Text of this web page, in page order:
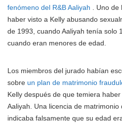
fenómeno del R&B Aaliyah . Uno
haber visto a Kelly abusando
de 1993, cuando Aaliyah tenía solo
cuando eran menores de edad.
Los miembros del jurado habían
sobre un plan de matrimonio
Kelly después de que temiera
Aaliyah. Una licencia de
indicaba falsamente que su edad